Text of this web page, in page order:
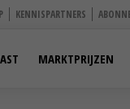
KENNISPARTNERS
MARKTPRIJZEN